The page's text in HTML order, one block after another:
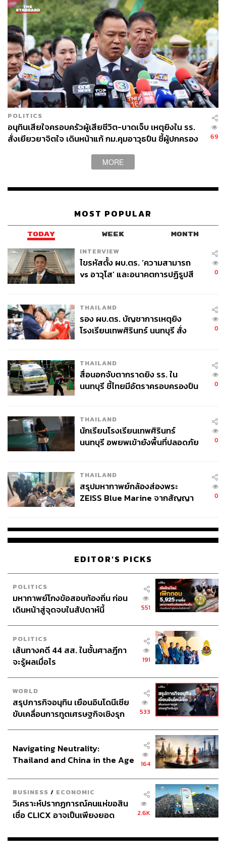
สำนักข่าวเศรษฐกิจ ธุรกิจ และการลงทุน โดย
ทีมข่าว THE STANDARD
POLITICS
อนุทินเสียใจครอบครัวผู้เสียชีวิต-บาดเจ็บ เหตุยิงใน รร.
สั่งเยียวยาจิตใจ เดินหน้าแก้ กม.คุมอาวุธปืน ชี้ผู้ปกครอง
69
MORE
MOST POPULAR
TODAY WEEK MONTH
INTERVIEW
ไขรหัสตั้ง ผบ.ตร. ‘ความสามารถ
vs อาวุโส’ และอนาคตการปฏิรูปสี
0
THAILAND
รอง ผบ.ตร. บัญชาการเหตุยิง
โรงเรียนเทพศิรินทร์ นนทบุรี สั่ง
0
THAILAND
สื่อนอกจับตากราดยิง รร. ใน
นนทบุรี ชี้ไทยมีอัตราครอบครองปืน
0
THAILAND
นักเรียนโรงเรียนเทพศิรินทร์
นนทบุรี อพยพเข้ายังพื้นที่ปลอดภัย
0
THAILAND
สรุปมหากาพย์กล้องส่องพระ
ZEISS Blue Marine จากสัญญา
จ่ายหนี้-แอบระบุแบรนด์
0
EDITOR'S PICKS
POLITICS
มหากาพย์โกงข้อสอบท้องถิ่น ก่อน
เดินหน้าสู่จุดจบในสัปดาห์นี้
551
POLITICS
เส้นทางคดี 44 สส. ในชั้นศาลฎีกา
จะรู้ผลเมื่อไร
191
WORLD
สรุปภารกิจอนุทิน เยือนอินโดนีเซีย
ขับเคลื่อนการทูตเศรษฐกิจเชิงรุก
533
Navigating Neutrality:
Thailand and China in the Age
164
BUSINESS / ECONOMIC
วิเคราะห์ปรากฏการณ์คนแห่ขอสิน
เชื่อ CLICX อาจเป็นเพียงยอด
เรือนไทยที่ถูกซุกไว้
2.6K